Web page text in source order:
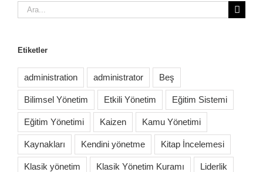
Ara:
Etiketler
administration administrator Beş
Bilimsel Yönetim Etkili Yönetim Eğitim Sistemi
Eğitim Yönetimi Kaizen Kamu Yönetimi
Kaynakları Kendini yönetme Kitap İncelemesi
Klasik yönetim Klasik Yönetim Kuramı Liderlik